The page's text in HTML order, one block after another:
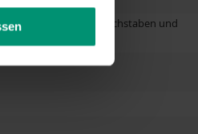
Schriftart, Anzahl Buchstaben und